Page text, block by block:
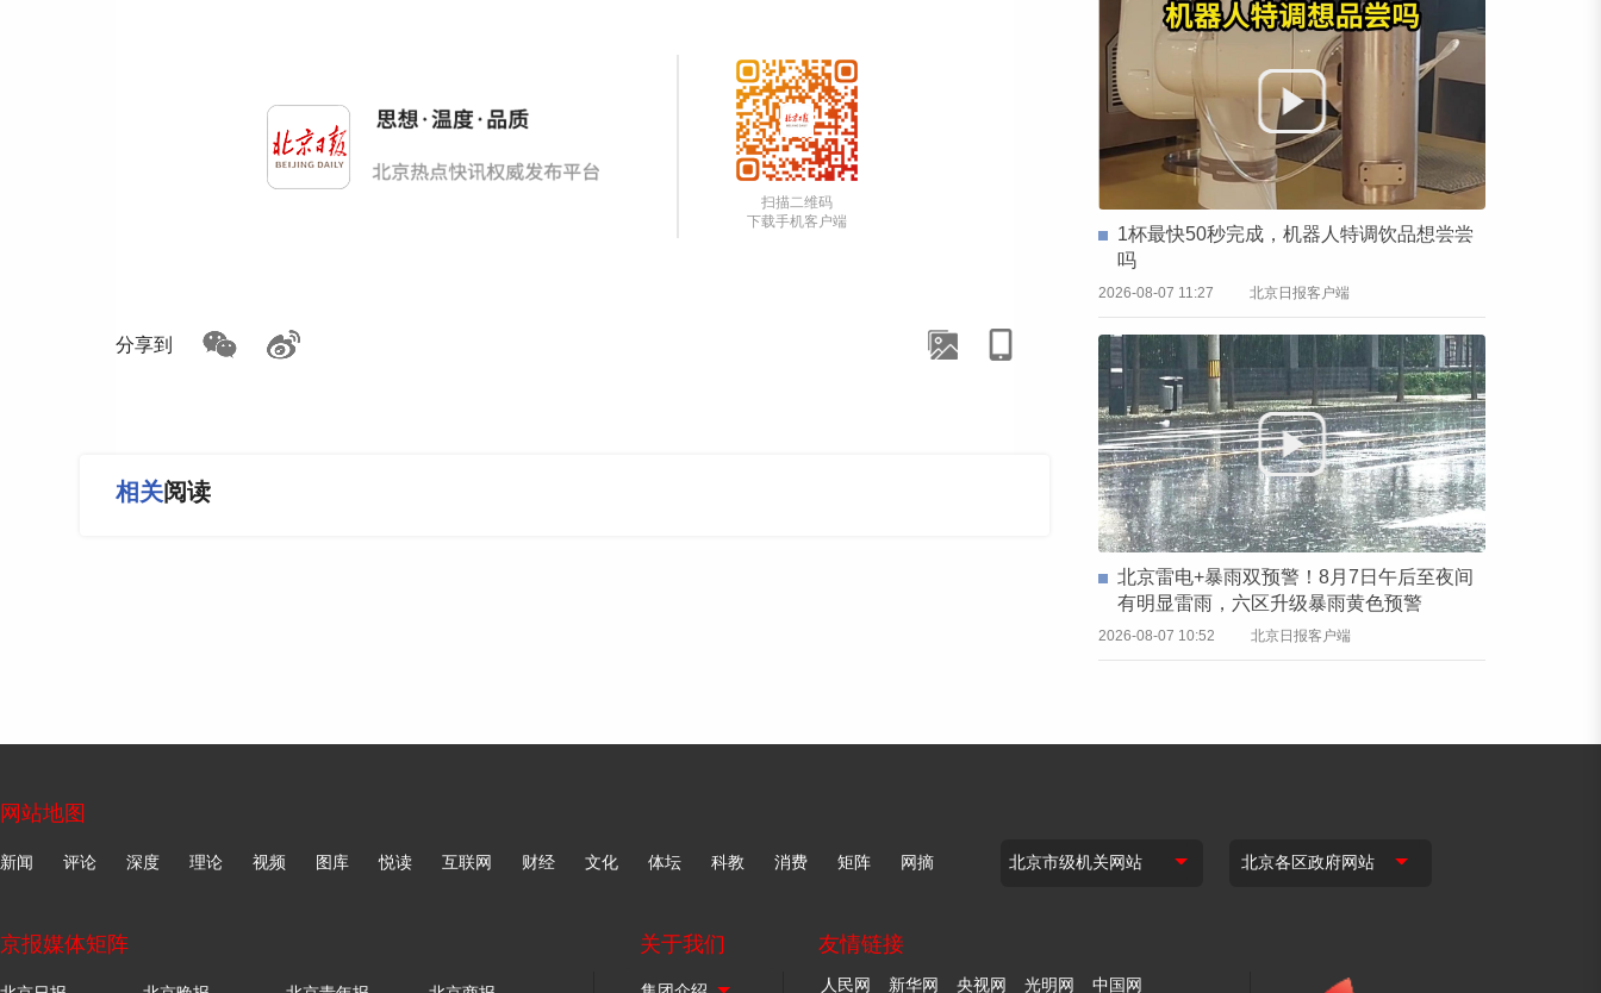
扫描二维码
下载手机客户端
分享到
相关阅读
1杯最快50秒完成，机器人特调饮品想尝尝
吗
2026-08-07 11:27 北京日报客户端
北京雷电+暴雨双预警！8月7日午后至夜间
有明显雷雨，六区升级暴雨黄色预警
2026-08-07 10:52 北京日报客户端
网站地图
新闻 评论 深度 理论 视频 图库 悦读 互联网 财经 文化 体坛 科教 消费 矩阵 网摘
京报媒体矩阵 关于我们 友情链接
人民网 新华网 央视网 光明网 中国网